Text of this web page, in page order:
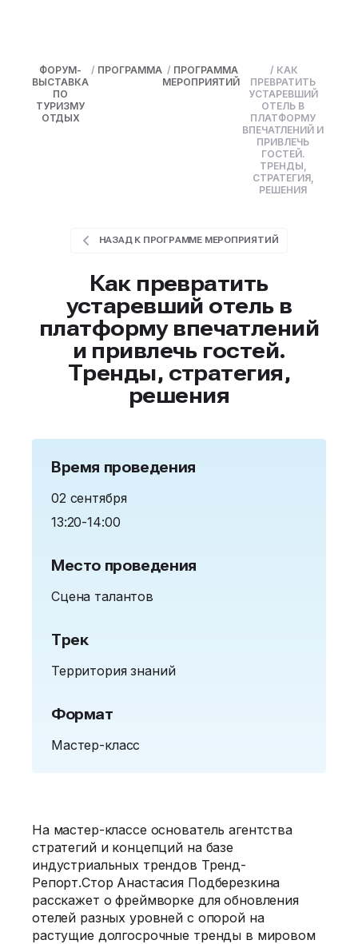
ФОРУМ-
ВЫСТАВКА
ПО
ТУРИЗМУ
ОТДЫХ
/ ПРОГРАММА / ПРОГРАММА
МЕРОПРИЯТИЙ
/ КАК
ПРЕВРАТИТЬ
УСТАРЕВШИЙ
ОТЕЛЬ В
ПЛАТФОРМУ
ВПЕЧАТЛЕНИЙ И
ПРИВЛЕЧЬ
ГОСТЕЙ.
ТРЕНДЫ,
СТРАТЕГИЯ,
РЕШЕНИЯ
НАЗАД К ПРОГРАММЕ МЕРОПРИЯТИЙ
Как превратить
устаревший отель в
платформу впечатлений
и привлечь гостей.
Тренды, стратегия,
решения
Время проведения
02 сентября
13:20-14:00
Место проведения
Сцена талантов
Трек
Территория знаний
Формат
Мастер-класс
На мастер-классе основатель агентства
стратегий и концепций на базе
индустриальных трендов Тренд-
Репорт.Стор Анастасия Подберезкина
расскажет о фреймворке для обновления
отелей разных уровней с опорой на
растущие долгосрочные тренды в мировом